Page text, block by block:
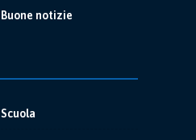
Buone notizie
Scuola